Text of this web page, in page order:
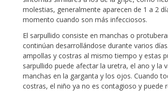
molestias, generalmente aparecen de 1 a 2
momento cuando son más infecciosos.
El sarpullido consiste en manchas o
continúan desarrollándose durante varios
ampollas y costras al mismo tiempo y estas
sarpullido puede afectar la uretra, el ano y la
manchas en la garganta y los ojos. Cuando
costras, el niño ya no es contagioso y puede